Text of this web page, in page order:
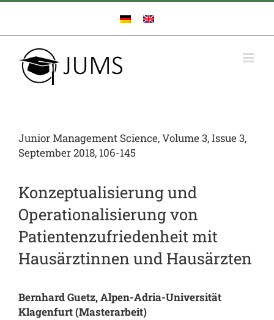
Zum
springen
Junior Management Science, Volume 3, Issue 3,
September 2018, 106-145
Konzeptualisierung und
Operationalisierung von
Patientenzufriedenheit mit
Hausärztinnen und Hausärzten
Bernhard Guetz, Alpen-Adria-Universität
Klagenfurt (Masterarbeit)